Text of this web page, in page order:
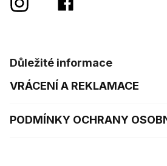
Důležité informace
VRÁCENÍ A REKLAMACE
PODMÍNKY OCHRANY